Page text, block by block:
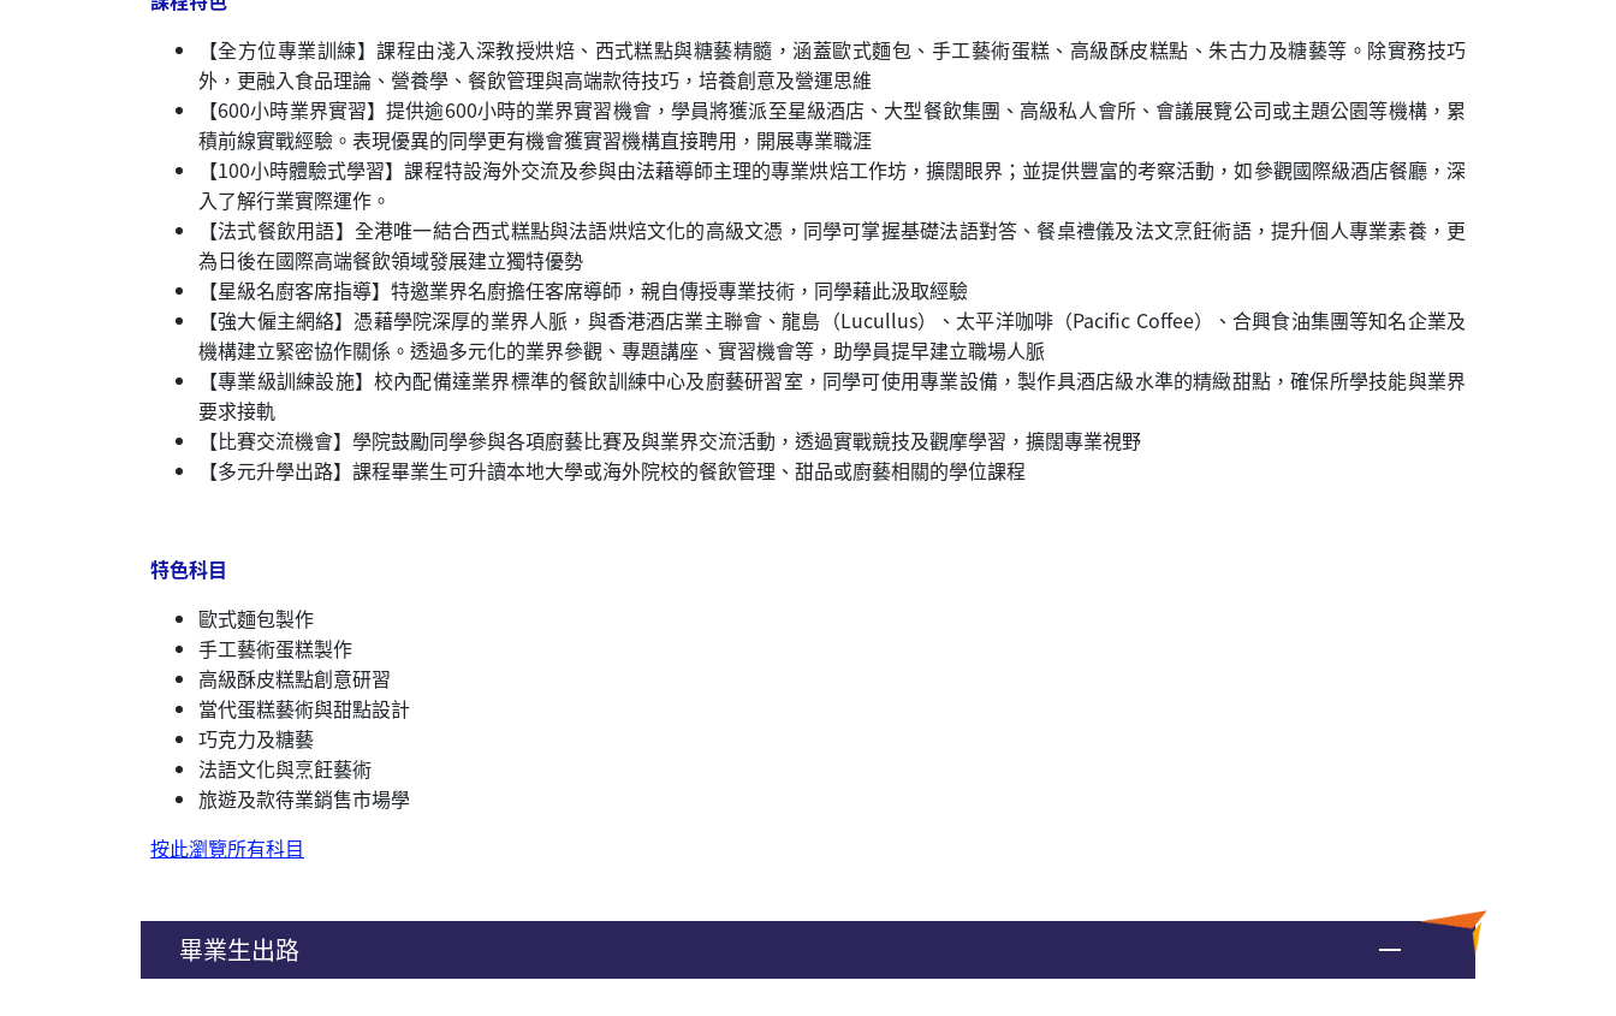
【全方位專業訓練】課程由淺入深教授烘焙、西式糕點與糖藝精髓，涵蓋歐式麵包、手工藝術蛋糕、高級酥皮糕點、朱古力及糖藝等。除實務技巧
外，更融入食品理論、營養學、餐飲管理與高端款待技巧，培養創意及營運思維
【600小時業界實習】提供逾600小時的業界實習機會，學員將獲派至星級酒店、大型餐飲集團、高級私人會所、會議展覽公司或主題公園等機構，累
積前線實戰經驗。表現優異的同學更有機會獲實習機構直接聘用，開展專業職涯
【100小時體驗式學習】課程特設海外交流及参與由法藉導師主理的專業烘焙工作坊，擴闊眼界；並提供豐富的考察活動，如參觀國際級酒店餐廳，深
入了解行業實際運作。
【法式餐飲用語】全港唯一結合西式糕點與法語烘焙文化的高級文憑，同學可掌握基礎法語對答、餐桌禮儀及法文烹飪術語，提升個人專業素養，更
為日後在國際高端餐飲領域發展建立獨特優勢
【星級名廚客席指導】特邀業界名廚擔任客席導師，親自傳授專業技術，同學藉此汲取經驗
【強大僱主網絡】憑藉學院深厚的業界人脈，與香港酒店業主聯會、龍島（Lucullus）、太平洋咖啡（Pacific Coffee）、合興食油集團等知名企業及
機構建立緊密協作關係。透過多元化的業界參觀、專題講座、實習機會等，助學員提早建立職場人脈
【專業級訓練設施】校內配備達業界標準的餐飲訓練中心及廚藝研習室，同學可使用專業設備，製作具酒店級水準的精緻甜點，確保所學技能與業界
要求接軌
【比賽交流機會】學院鼓勵同學參與各項廚藝比賽及與業界交流活動，透過實戰競技及觀摩學習，擴闊專業視野
【多元升學出路】課程畢業生可升讀本地大學或海外院校的餐飲管理、甜品或廚藝相關的學位課程
特色科目
歐式麵包製作
手工藝術蛋糕製作
高級酥皮糕點創意研習
當代蛋糕藝術與甜點設計
巧克力及糖藝
法語文化與烹飪藝術
旅遊及款待業銷售市場學
按此瀏覽所有科目
畢業生出路